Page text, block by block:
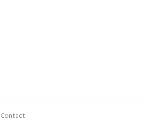
Contact